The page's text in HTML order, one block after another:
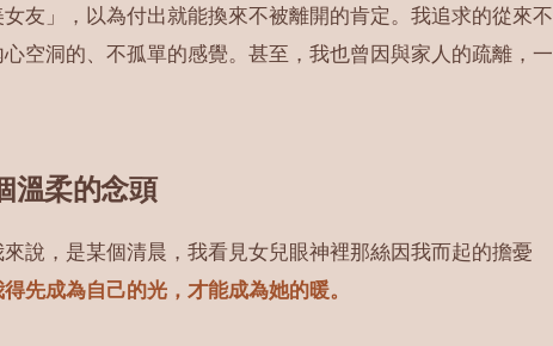
友」，以為付出就能換來不被離開的肯定。我追求的從來不
空洞的、不孤單的感覺。甚至，我也曾因與家人的疏離，一
溫柔的念頭
說，是某個清晨，我看見女兒眼神裡那絲因我而起的擔憂
得先成為自己的光，才能成為她的暖。